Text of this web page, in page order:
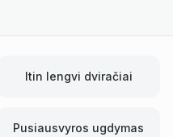
Itin lengvi dviračiai
Pusiausvyros ugdymas